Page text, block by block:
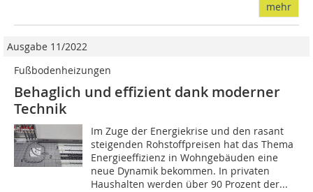
mehr
Ausgabe 11/2022
Fußbodenheizungen
Behaglich und effizient dank moderner
Technik
Im Zuge der Energiekrise und den rasant
steigenden Rohstoffpreisen hat das Thema
Energieeffizienz in Wohngebäuden eine
neue Dynamik bekommen. In privaten
Haushalten werden über 90 Prozent der...